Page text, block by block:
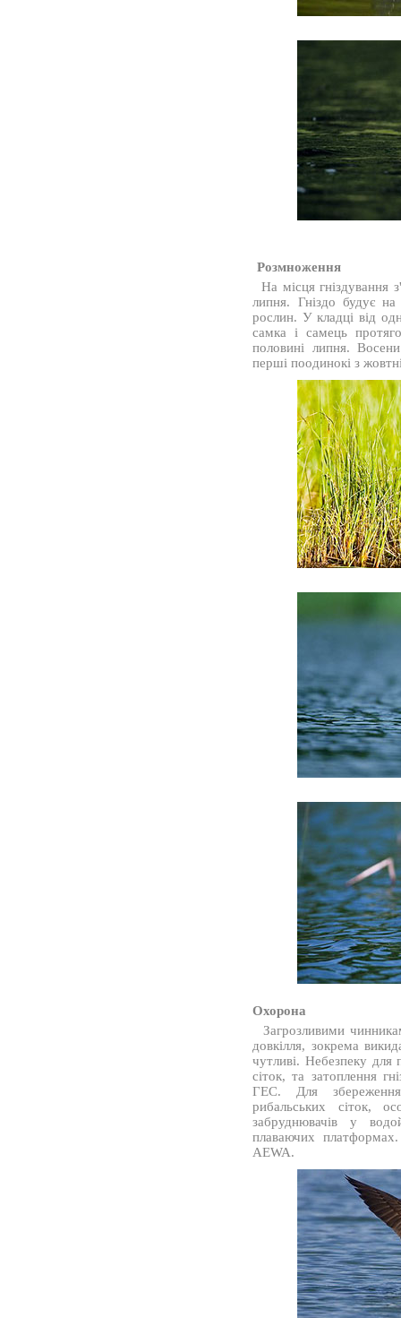
Розмноження
На місця гніздування
липня. Гніздо будує
рослин. У кладці від
самка і самець
половині липня.
перші поодинокі з
Охорона
Загрозливими
довкілля, зокрема
чутливі. Небезпеку для
сіток, та затоплення
ГЕС. Для збереження
рибальських сіток,
забруднювачів у
плаваючих
AEWA.